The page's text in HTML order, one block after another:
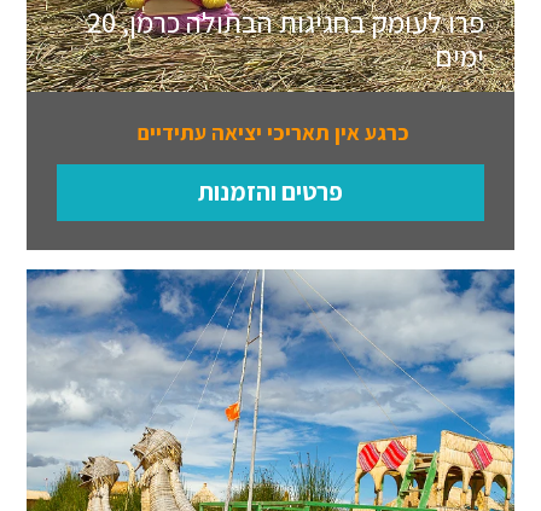
פרו לעומק בחגיגות הבתולה כרמן, 20
ימים
כרגע אין תאריכי יציאה עתידיים
פרטים והזמנות